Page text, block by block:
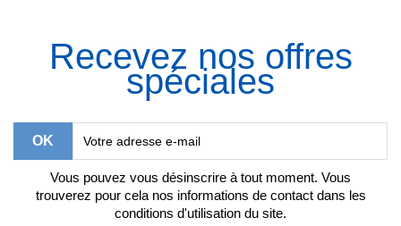
Recevez nos offres
spéciales
Vous pouvez vous désinscrire à tout moment. Vous
trouverez pour cela nos informations de contact dans les
conditions d'utilisation du site.